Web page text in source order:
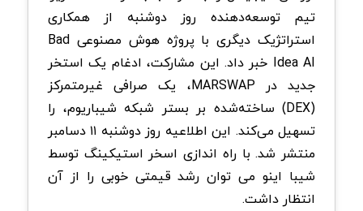
تیم توسعه‌دهنده روز دوشنبه از همکاری
استراتژیک دیگری با پروژه هوش مصنوعی Bad
Idea AI خبر داد. این مشارکت، ادغام یک استخر
جدید در MARSWAP، یک صرافی غیرمتمرکز
(DEX) ساخته‌شده بر بستر شبکه شیباریوم، را
تسهیل می‌کند. این اطلاعیه روز دوشنبه ۱۱ دسامبر
منتشر شد. با راه اندازی اسخر استیکینگ توسط
شیبا اینو می توان رشد قیمتی خوبی را از آن
انتظار داشت.